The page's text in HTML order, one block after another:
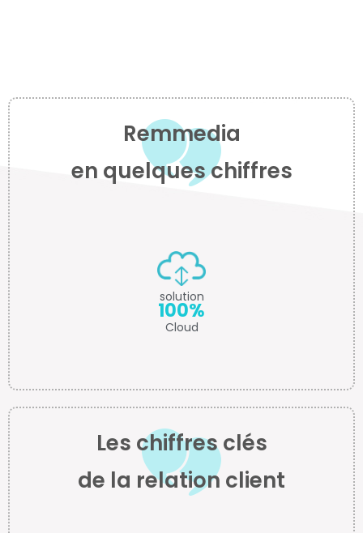
Remmedia
en quelques chiffres
solution
100%
Cloud
Les chiffres clés
de la relation client